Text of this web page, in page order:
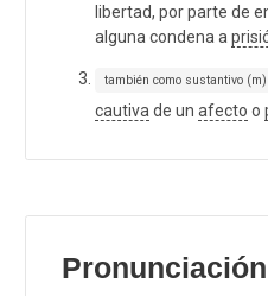
libertad, por parte de
alguna condena a
también como sustantivo (m)
cautiva de un afecto o
Pronunciación